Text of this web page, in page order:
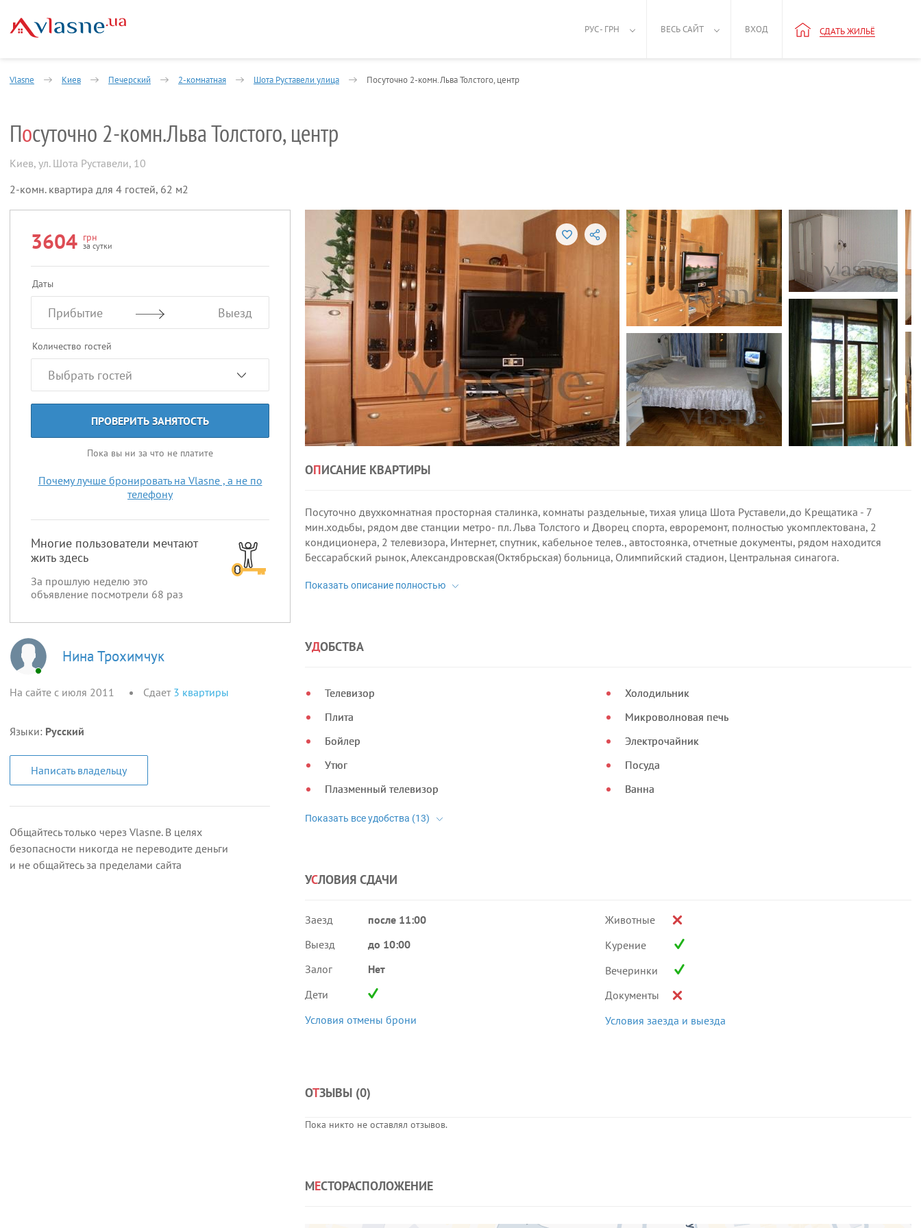
РУС - ГРН ВЕСЬ САЙТ ВХОД СДАТЬ ЖИЛЬЁ
Vlasne Киев Печерский 2-комнатная Шота Руставели улица Посуточно 2-комн.Льва Толстого, центр
Посуточно 2-комн.Льва Толстого, центр
Киев, ул. Шота Руставели, 10
2-комн. квартира для 4 гостей, 62 м2
3604 грн
за сутки
Даты
Прибытие Выезд
Количество гостей
ПРОВЕРИТЬ ЗАНЯТОСТЬ
Пока вы ни за что не платите
Почему лучше бронировать на Vlasne , а не по
телефону
Многие пользователи мечтают
жить здесь
За прошлую неделю это
объявление посмотрели 68 раз
Нина Трохимчук
На сайте с июля 2011 Сдает 3 квартиры
Языки: Русский
Написать владельцу
Общайтесь только через Vlasne. В целях
безопасности никогда не переводите деньги
и не общайтесь за пределами сайта
ОПИСАНИЕ КВАРТИРЫ
Посуточно двухкомнатная просторная сталинка, комнаты раздельные, тихая улица Шота Руставели,до Крещатика - 7
мин.ходьбы, рядом две станции метро- пл. Льва Толстого и Дворец спорта, евроремонт, полностью укомплектована, 2
кондиционера, 2 телевизора, Интернет, спутник, кабельное телев., автостоянка, отчетные документы, рядом находится
Бессарабский рынок, Александровская(Октябрьская) больница, Олимпийский стадион, Центральная синагога.
УДОБСТВА
Телевизор
Плита
Бойлер
Утюг
Плазменный телевизор
Холодильник
Микроволновая печь
Электрочайник
Посуда
Ванна
УСЛОВИЯ СДАЧИ
Заезд
после 11:00
Выезд
до 10:00
Залог
Нет
Дети
Условия отмены брони
Животные
Курение
Вечеринки
Документы
Условия заезда и выезда
ОТЗЫВЫ (0)
Пока никто не оставлял отзывов.
МЕСТОРАСПОЛОЖЕНИЕ